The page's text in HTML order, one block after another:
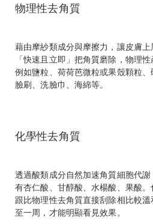
物理性去角質
藉由摩紗類成分與摩擦力，讓皮膚
「快速且立即」把角質磨除，物理
例如鹽粒、荷荷芭微粒或果殼顆粒
臉刷、洗臉巾、海綿等。
化學性去角質
透過酸類成分自然加速角質細胞代
有杏仁酸、甘醇酸、水楊酸、果酸。
跟比物理性去角質直接刮除相比較
至一周，才能明顯看見效果。